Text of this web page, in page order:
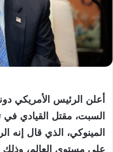
أعلن الرئيس الأمريكي
السبت، مقتل القيادي
المينوكي، الذي قال إنه
على مستوى العالم،